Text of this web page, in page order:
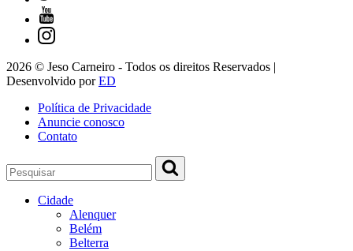
2026 © Jeso Carneiro - Todos os direitos Reservados |
Desenvolvido porED
Política de Privacidade
Anuncie conosco
Contato
Cidade
Alenquer
Belém
Belterra